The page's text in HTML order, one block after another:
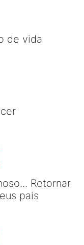
de vida
Retornar
pais